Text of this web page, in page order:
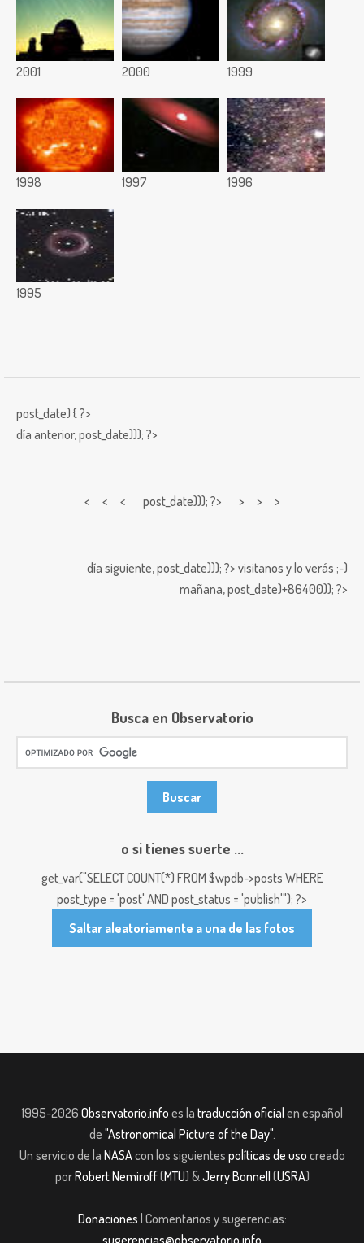
2001 2000 1999
1998 1997 1996
1995
post_date) { ?>
día anterior,post_date))); ?>
< < < post_date))); ?> > > >
día siguiente,post_date))); ?> visitanos y lo verás ;-)
mañana,post_date)+86400)); ?>
Busca en Observatorio
o si tienes suerte ...
get_var("SELECT COUNT(*) FROM $wpdb->posts WHERE
post_type = 'post' AND post_status = 'publish'"); ?>
Saltar aleatoriamente a una de las fotos
1995-2026 Observatorio.info es la traducción oficial en español
de "Astronomical Picture of the Day".
Un servicio de la NASAcon los siguientes políticas de uso creado
porRobert Nemiroff(MTU) &Jerry Bonnell (USRA)
Donaciones | Comentarios y sugerencias:
sugerencias@observatorio.info